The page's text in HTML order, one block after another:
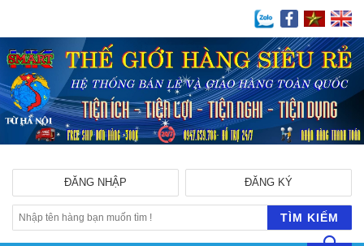
ĐĂNG KÝ
ĐĂNG NHẬP
TÌM KIẾM